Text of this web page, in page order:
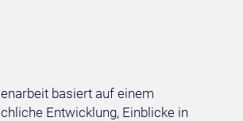
basiert auf einem
Entwicklung, Einblicke in